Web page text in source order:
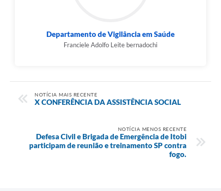
Departamento de Vigilância em Saúde
Franciele Adolfo Leite bernadochi
NOTÍCIA MAIS RECENTE
X CONFERÊNCIA DA ASSISTÊNCIA SOCIAL
NOTÍCIA MENOS RECENTE
Defesa Civil e Brigada de Emergência de Itobi
participam de reunião e treinamento SP contra
fogo.